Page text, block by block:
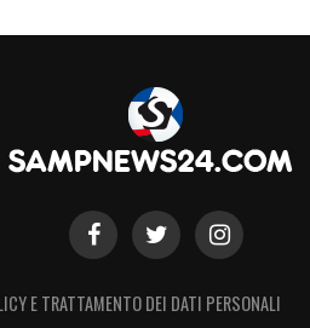
E TRATTAMENTO DEI DATI PERSONALI